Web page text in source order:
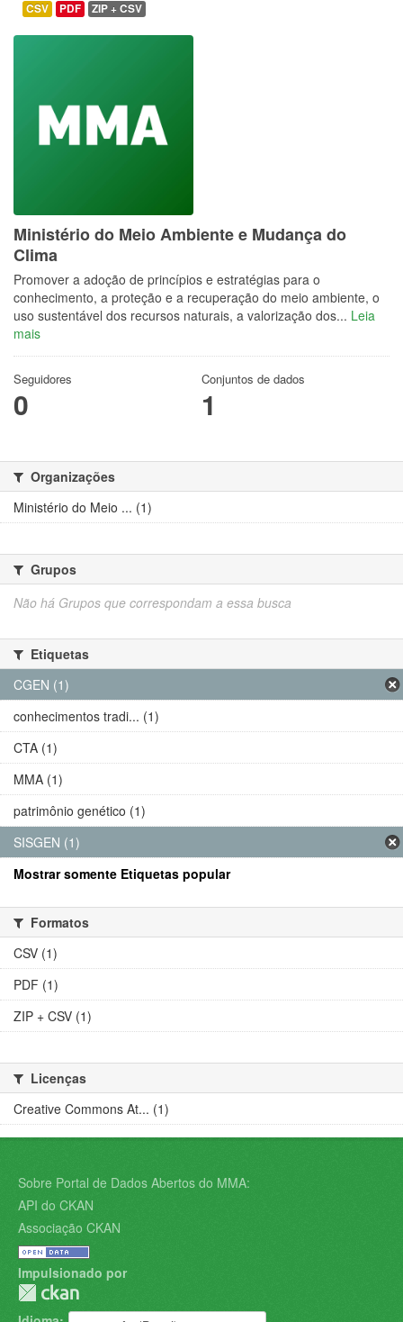
CSV PDF ZIP + CSV
Ministério do Meio Ambiente e Mudança do
Clima
Promover a adoção de princípios e estratégias para o
conhecimento, a proteção e a recuperação do meio ambiente, o
uso sustentável dos recursos naturais, a valorização dos... Leia
mais
Seguidores
0
Conjuntos de dados
1
Organizações
Ministério do Meio ... (1)
Grupos
Não há Grupos que correspondam a essa busca
Etiquetas
CGEN (1)
conhecimentos tradi... (1)
CTA (1)
MMA (1)
patrimônio genético (1)
SISGEN (1)
Mostrar somente Etiquetas popular
Formatos
CSV (1)
PDF (1)
ZIP + CSV (1)
Licenças
Creative Commons At... (1)
Sobre Portal de Dados Abertos do MMA:
API do CKAN
Associação CKAN
Impulsionado por